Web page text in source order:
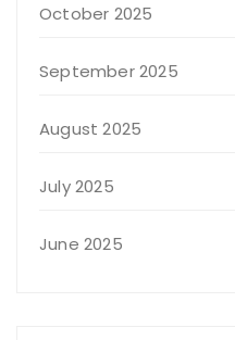
October 2025
September 2025
August 2025
July 2025
June 2025